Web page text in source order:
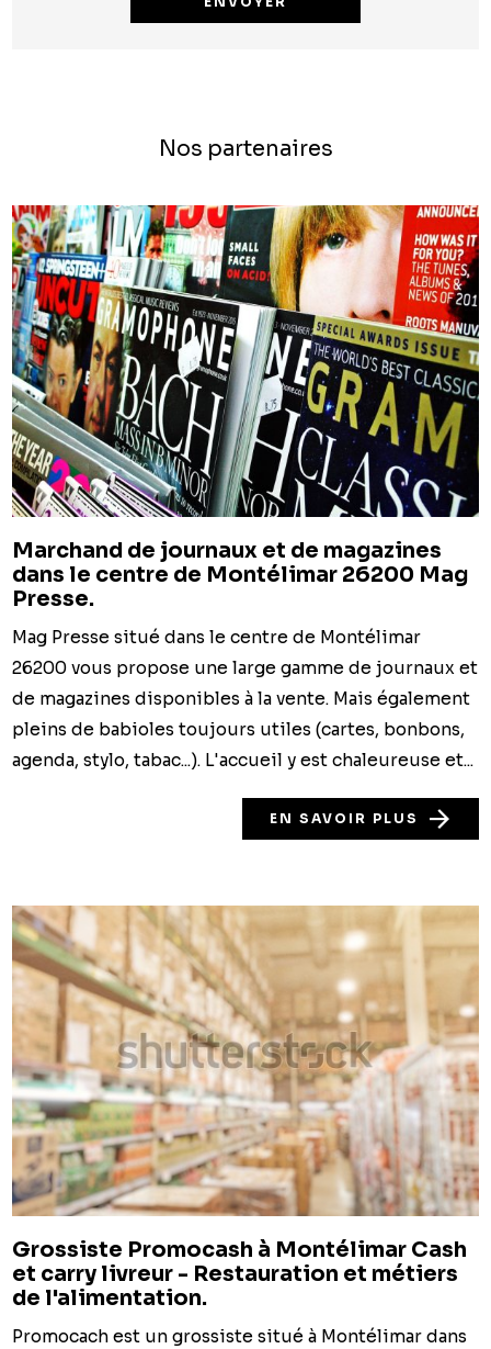
Nos partenaires
Marchand de journaux et de magazines
dans le centre de Montélimar 26200 Mag
Presse.
Mag Presse situé dans le centre de Montélimar
26200 vous propose une large gamme de journaux et
de magazines disponibles à la vente. Mais également
pleins de babioles toujours utiles (cartes, bonbons,
agenda, stylo, tabac...). L'accueil y est chaleureuse et...
EN SAVOIR PLUS
Grossiste Promocash à Montélimar Cash
et carry livreur - Restauration et métiers
de l'alimentation.
Promocach est un grossiste situé à Montélimar dans